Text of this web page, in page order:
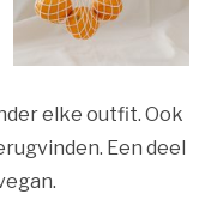
elke outfit. Ook
Een deel